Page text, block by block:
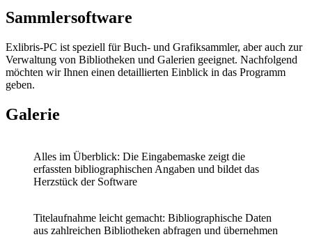
Sammler­software
Exlibris-PC ist speziell für Buch- und Grafiksammler, aber auch zur
Verwaltung von Bibliotheken und Galerien geeignet. Nachfolgend
möchten wir Ihnen einen detaillierten Einblick in das Programm
geben.
Galerie
Alles im Überblick: Die Eingabemaske zeigt die
erfassten bibliographischen Angaben und bildet das
Herzstück der Software
Titelaufnahme leicht gemacht: Bibliographische Daten
aus zahlreichen Bibliotheken abfragen und übernehmen